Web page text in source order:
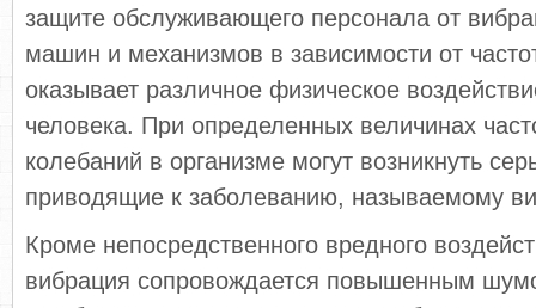
защите обслуживающего персонала от
машин и механизмов в зависимости от
оказывает различное физическое
человека. При определенных величинах
колебаний в организме могут возникнуть
приводящие к заболеванию, называемому
Кроме непосредственного вредного
вибрация сопровождается повышенным